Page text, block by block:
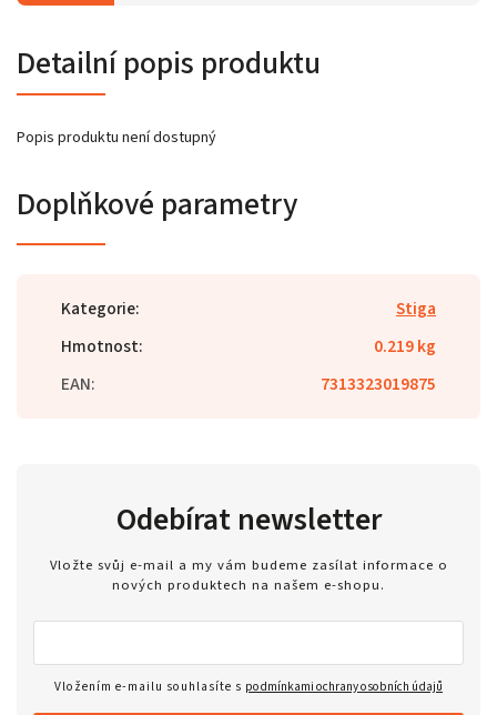
Detailní popis produktu
Popis produktu není dostupný
Doplňkové parametry
Kategorie:
Stiga
Hmotnost:
0.219 kg
EAN: 7313323019875
Odebírat newsletter
Vložte svůj e-mail a my vám budeme zasílat informace o
nových produktech na našem e-shopu.
Vložením e-mailu souhlasíte s podmínkami ochrany osobních údajů